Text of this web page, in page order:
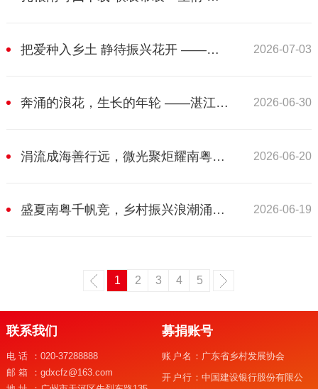
2026-07-03
把爱种入乡土 静待振兴花开 ——省乡村发展协会动员爱心企业参与2026年“6·30”助力乡村振兴活动
2026-06-30
奔涌的浪花，生长的年轮 ——湛江市粤水渔业公司助力村庄绿化行动侧记
2026-06-20
涓流成海善行远，微光聚炬耀南粤——省乡村发展协会动员爱心企业（人士）2025年“6·30”助力乡村振兴活动侧记（践行篇）
2026-06-19
盛夏南粤千帆竞，乡村振兴浪潮涌——省乡村发展协会动员爱心企业（人士）参与2025年“6·30”助力乡村振兴活动侧记（聚力篇）
1 2 3 4 5
联系我们
电话： 020-37288888
邮箱： gdxcfz@163.com
募捐账号
账户名： 广东省乡村发展协会
开户行：中国建设银行股份有限公